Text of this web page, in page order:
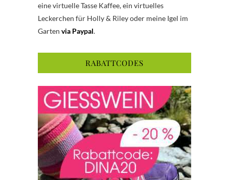
eine virtuelle Tasse Kaffee, ein virtuelles
Leckerchen für Holly & Riley oder meine Igel im
Garten via Paypal.
RABATTCODES